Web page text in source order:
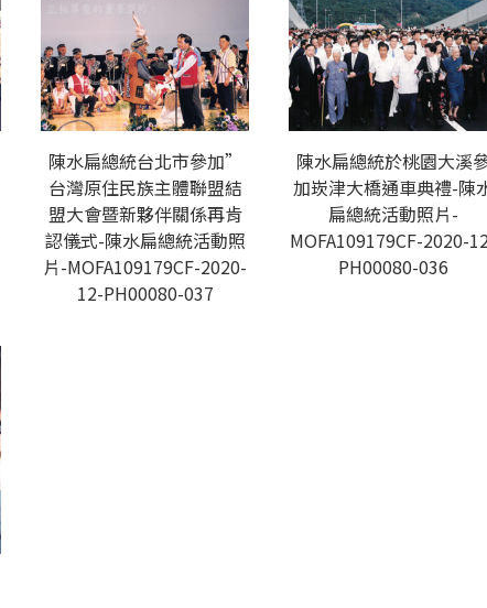
陳水扁總統台北市參加”
台灣原住民族主體聯盟結
盟大會暨新夥伴關係再肯
認儀式-陳水扁總統活動照
片-MOFA109179CF-2020-
12-PH00080-037
陳水扁總統於桃園大溪
加崁津大橋通車典禮-陳
扁總統活動照片-
MOFA109179CF-2020-
PH00080-036